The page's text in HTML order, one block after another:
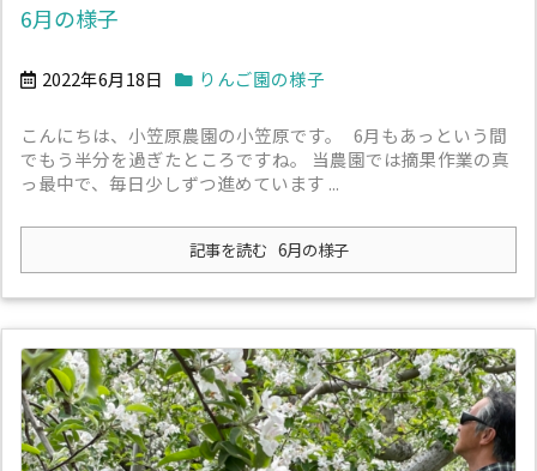
6月の様子
2022年6月18日 りんご園の様子
こんにちは、小笠原農園の小笠原です。 6月もあっという間
でもう半分を過ぎたところですね。 当農園では摘果作業の真
っ最中で、毎日少しずつ進めています ...
記事を読む 6月の様子